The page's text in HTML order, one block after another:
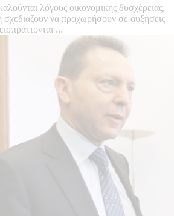
λόγους οικονομικής δυσχέρειας,
σχεδιάζουν να προχωρήσουν σε αυξήσεις
...